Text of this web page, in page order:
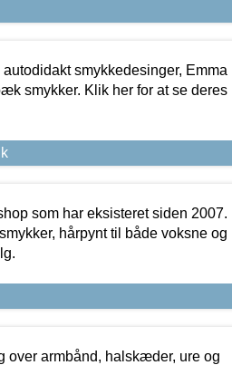
smykkedesinger, Emma
smykker. Klik her for at se deres
som har eksisteret siden 2007.
hårpynt til både voksne og
over armbånd, halskæder, ure og